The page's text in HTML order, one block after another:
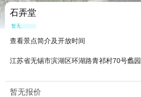
石弄堂
暂无点评
查看景点简介及开放时间
江苏省无锡市滨湖区环湖路青祁村70号蠡园
暂无报价